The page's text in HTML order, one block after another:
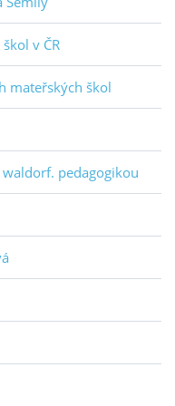
v ČR
mateřských škol
pedagogikou